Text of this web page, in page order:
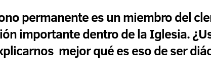
permanente esun miembro del
importante dentro de la Iglesia.
mejor qué es eso de ser